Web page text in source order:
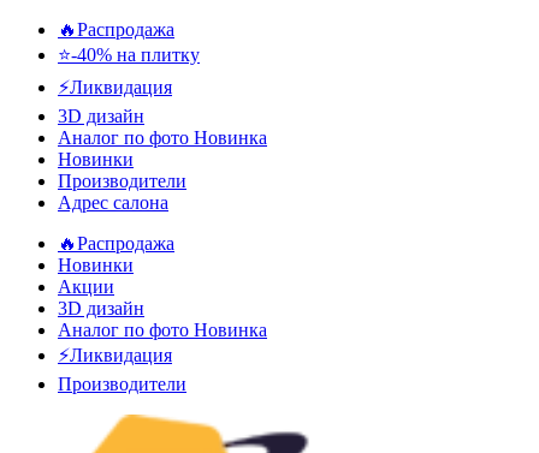
🔥Распродажа
⭐-40% на плитку
⚡️Ликвидация
3D дизайн
Аналог по фото Новинка
Новинки
Производители
Адрес салона
🔥Распродажа
Новинки
Акции
3D дизайн
Аналог по фото Новинка
⚡Ликвидация
Производители